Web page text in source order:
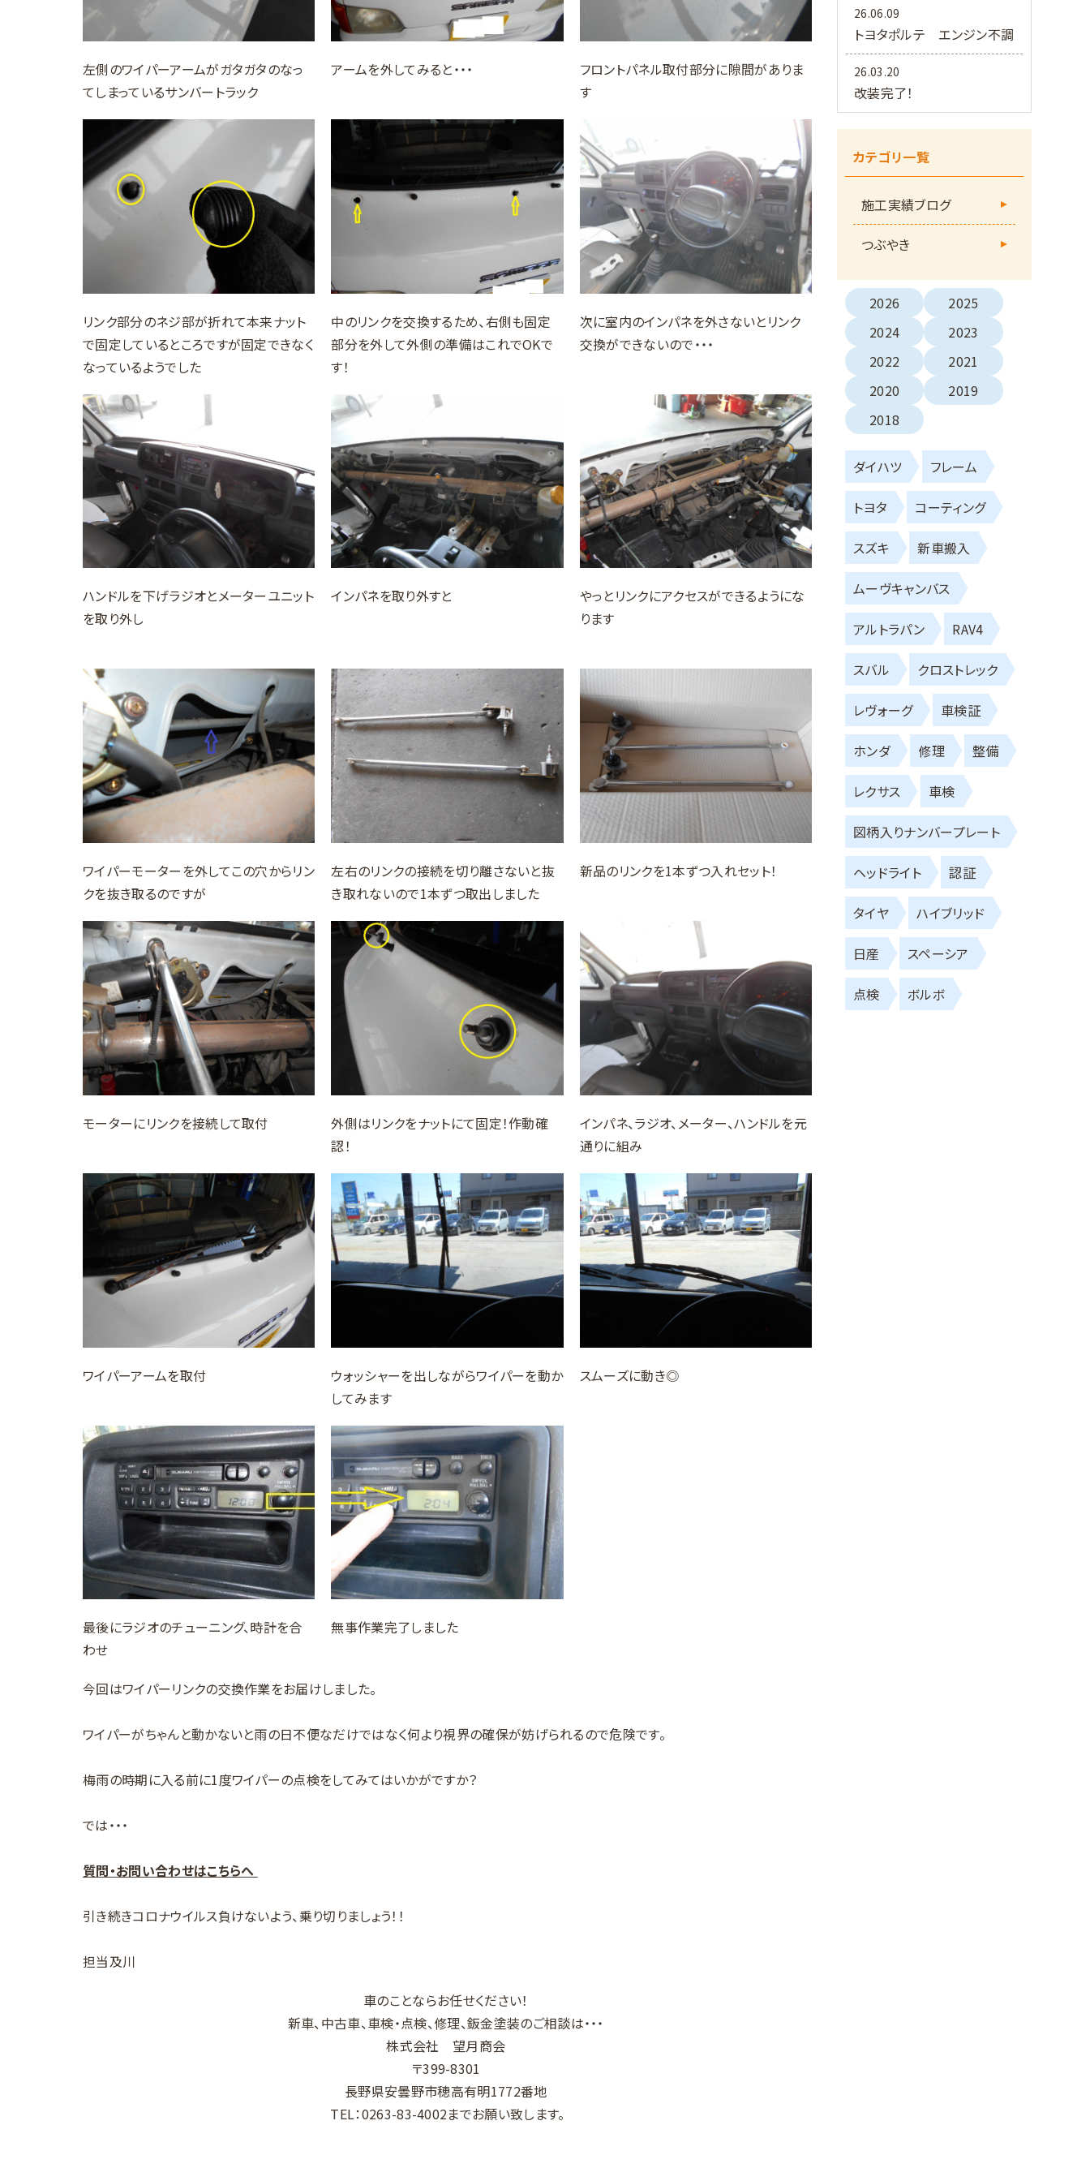
左側のワイパーアームがガタガタのなっ
てしまっているサンバートラック
アームを外してみると・・・
フロントパネル取付部分に隙間がありま
す
リンク部分のネジ部が折れて本来ナット
で固定しているところですが固定できなく
なっているようでした
中のリンクを交換するため、右側も固定
部分を外して外側の準備はこれでOKで
す！
次に室内のインパネを外さないとリンク
交換ができないので・・・
ハンドルを下げラジオとメーターユニット
を取り外し
インパネを取り外すと
やっとリンクにアクセスができるようにな
ります
ワイパーモーターを外してこの穴からリン
クを抜き取るのですが
左右のリンクの接続を切り離さないと抜
き取れないので1本ずつ取出しました
新品のリンクを1本ずつ入れセット！
モーターにリンクを接続して取付
外側はリンクをナットにて固定！作動確
認！
インパネ、ラジオ、メーター、ハンドルを元
通りに組み
ワイパーアームを取付
ウォッシャーを出しながらワイパーを動か
してみます
スムーズに動き◎
最後にラジオのチューニング、時計を合
わせ
無事作業完了しました
今回はワイパーリンクの交換作業をお届けしました。
ワイパーがちゃんと動かないと雨の日不便なだけではなく何より視界の確保が妨げられるので危険です。
梅雨の時期に入る前に1度ワイパーの点検をしてみてはいかがですか？
では・・・
質問・お問い合わせはこちらへ
引き続きコロナウイルス負けないよう、乗り切りましょう！！
担当及川
車のことならお任せください！
新車、中古車、車検・点検、修理、鈑金塗装のご相談は・・・
株式会社 望月商会
〒399-8301
長野県安曇野市穂高有明1772番地
TEL：0263-83-4002までお願い致します。
26.06.09
トヨタポルテ エンジン不調
26.03.20
改装完了！
カテゴリ一覧
施工実績ブログ
つぶやき
2026
2025
2024
2023
2022
2021
2020
2019
2018
ダイハツ フレーム
トヨタ コーティング
スズキ 新車搬入
ムーヴキャンバス
アルトラパン RAV4
スバル クロストレック
レヴォーグ 車検証
ホンダ 修理 整備
レクサス 車検
図柄入りナンバープレート
ヘッドライト 認証
タイヤ ハイブリッド
日産 スペーシア
点検 ボルボ